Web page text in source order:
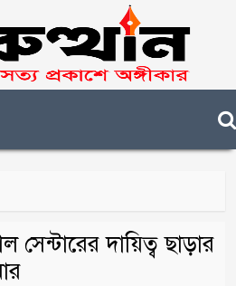
সেন্টারের দায়িত্ব ছাড়ার